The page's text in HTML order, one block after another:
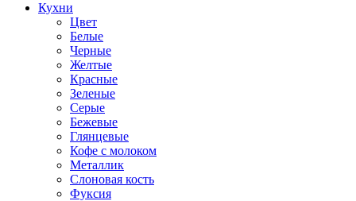
Кухни
Цвет
Белые
Черные
Желтые
Красные
Зеленые
Серые
Бежевые
Глянцевые
Кофе с молоком
Металлик
Слоновая кость
Фуксия